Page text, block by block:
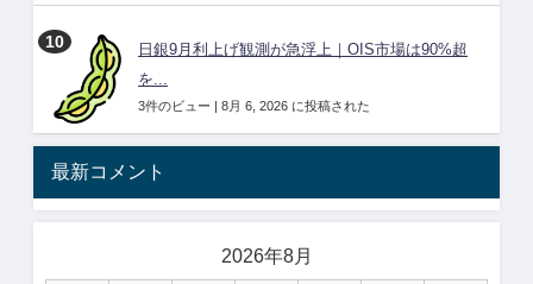
日銀9月利上げ観測が急浮上｜OIS市場は90%超
を...
3件のビュー | 8月 6, 2026 に投稿された
最新コメント
2026年8月